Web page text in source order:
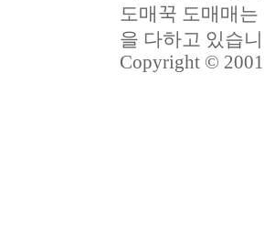
도매꾹 도매매
을 다하고 있습
Copyright ©